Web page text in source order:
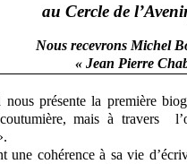
au Cercle de
Nous recevrons Michel
« Jean Pierre
présente la première
mais à travers
une cohérence à sa vie